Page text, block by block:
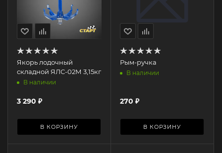
Якорь лодочный
складной ЯЛС-02М 3,15кг
В наличии
3 290 ₽
В КОРЗИНУ
Рым-ручка
В наличии
270 ₽
В КОРЗИНУ